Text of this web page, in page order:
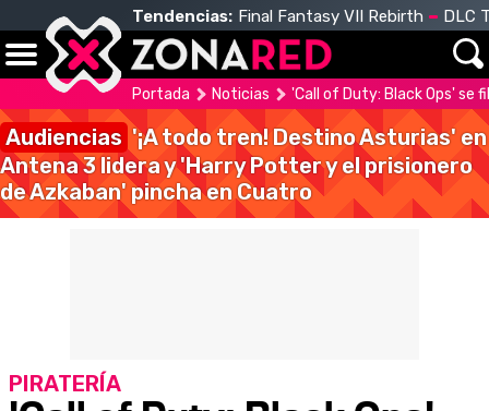
Tendencias: Final Fantasy VII Rebirth DLC
Portada Noticias 'Call of Duty: Black Ops' se
Audiencias '¡A todo tren! Destino Asturias' en
Antena 3 lidera y 'Harry Potter y el prisionero
de Azkaban' pincha en Cuatro
PIRATERÍA